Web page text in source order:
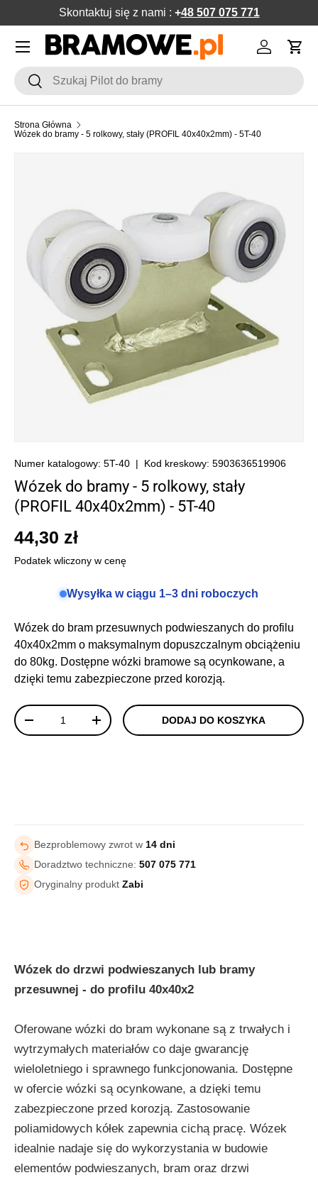
POMIŃ DO ZAWARTOŚCI
Skontaktuj się z nami : +48 507 075 771
SzukajSzukaj
Zaloguj
Menu
Strona Główna
Wózek do bramy - 5 rolkowy, stały (PROFIL 40x40x2mm) - 5T-40
Numer katalogowy: 5T-40 | Kod kreskowy: 5903636519906
Wózek do bramy - 5 rolkowy, stały
(PROFIL 40x40x2mm) - 5T-40
44,30 zł
Podatek wliczony w cenę
Wysyłka w ciągu 1–3 dni roboczych
Wózek do bram przesuwnych podwieszanych do profilu
40x40x2mm o maksymalnym dopuszczalnym obciążeniu
do 80kg. Dostępne wózki bramowe są ocynkowane, a
dzięki temu zabezpieczone przed korozją.
Ilość
+ DODAJ DO KOSZYKA
Bezproblemowy zwrot w 14 dni
Doradztwo techniczne: 507 075 771
Oryginalny produkt Zabi
Wózek do drzwi podwieszanych lub bramy
przesuwnej - do profilu 40x40x2
Oferowane wózki do bram wykonane są z trwałych i
wytrzymałych materiałów co daje gwarancję
wieloletniego i sprawnego funkcjonowania. Dostępne
w ofercie wózki są ocynkowane, a dzięki temu
zabezpieczone przed korozją. Zastosowanie
poliamidowych kółek zapewnia cichą pracę. Wózek
idealnie nadaje się do wykorzystania w budowie
elementów podwieszanych, bram oraz drzwi